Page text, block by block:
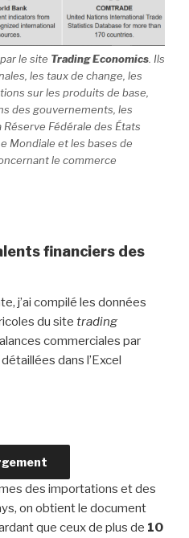
le site Trading Economics . Ils
les taux de change, les
sur les produits de base,
des gouvernements, les
Fédérale des États
Mondiale et les bases de
le commerce
financiers des
j’ai compilé les données
du site trading
commerciales par
dans l’Excel
des importations et des
on obtient le document
que ceux de plus de 10